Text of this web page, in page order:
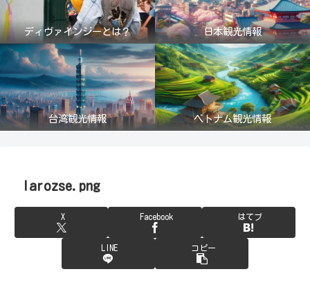
ディヴァインジーとは？ 日本観光情報
台湾観光情報 ベトナム観光情報
larozse.png
X Facebook はてブ
LINE コピー